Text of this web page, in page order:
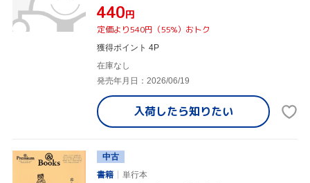
¥440円
定価より540円（55%）おトク
獲得ポイント 4P
在庫なし
発売年月日：2026/06/19
入荷したら知りたい
中古
書籍
単行本